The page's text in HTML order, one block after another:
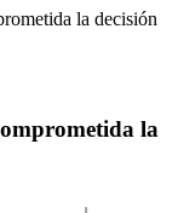
la decisión
la